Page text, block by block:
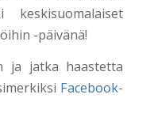
-päivänä!
ja jatka haastetta
Facebook-